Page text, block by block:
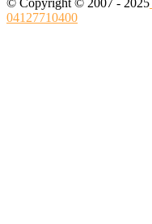
04127710400